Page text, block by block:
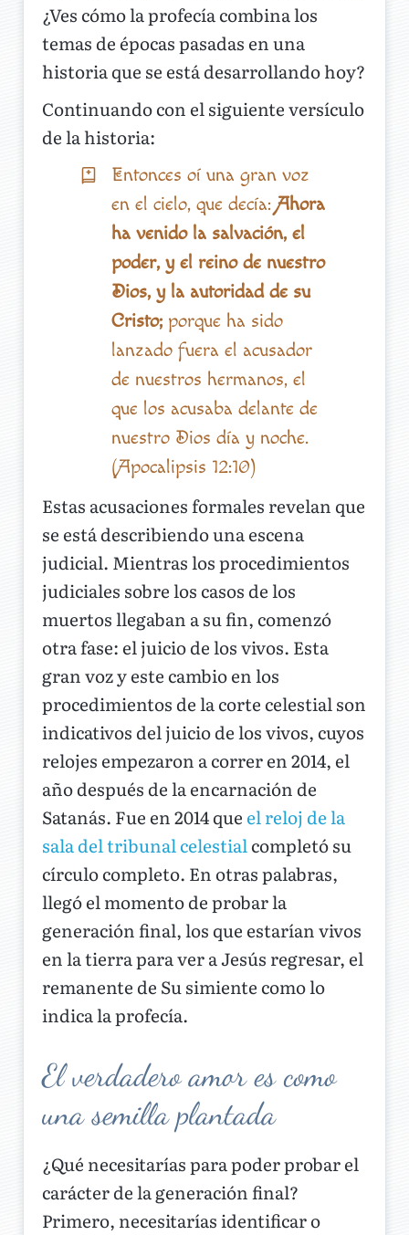
¿Ves cómo la profecía combina los
temas de épocas pasadas en una
historia que se está desarrollando hoy?
Continuando con el siguiente versículo
de la historia:
Entonces oí una gran voz
en el cielo, que decía:Ahora
ha venido la salvación, el
poder, y el reino de nuestro
Dios, y la autoridad de su
Cristo;porque ha sido
lanzado fuera el acusador
de nuestros hermanos, el
que los acusaba delante de
nuestro Dios día y noche.
(Apocalipsis 12:10)
Estas acusaciones formales revelan que
se está describiendo una escena
judicial. Mientras los procedimientos
judiciales sobre los casos de los
muertos llegaban a su fin, comenzó
otra fase: el juicio de los vivos. Esta
gran voz y este cambio en los
procedimientos de la corte celestial son
indicativos del juicio de los vivos, cuyos
relojes empezaron a correr en 2014, el
año después de la encarnación de
Satanás. Fue en 2014 que el reloj de la
sala del tribunal celestialcompletó su
círculo completo. En otras palabras,
llegó el momento de probar la
generación final, los que estarían vivos
en la tierra para ver a Jesús regresar, el
remanente de Su simiente como lo
indica la profecía.
El verdadero amor es como
una semilla plantada
¿Qué necesitarías para poder probar el
carácter de la generación final?
Primero, necesitarías identificar o